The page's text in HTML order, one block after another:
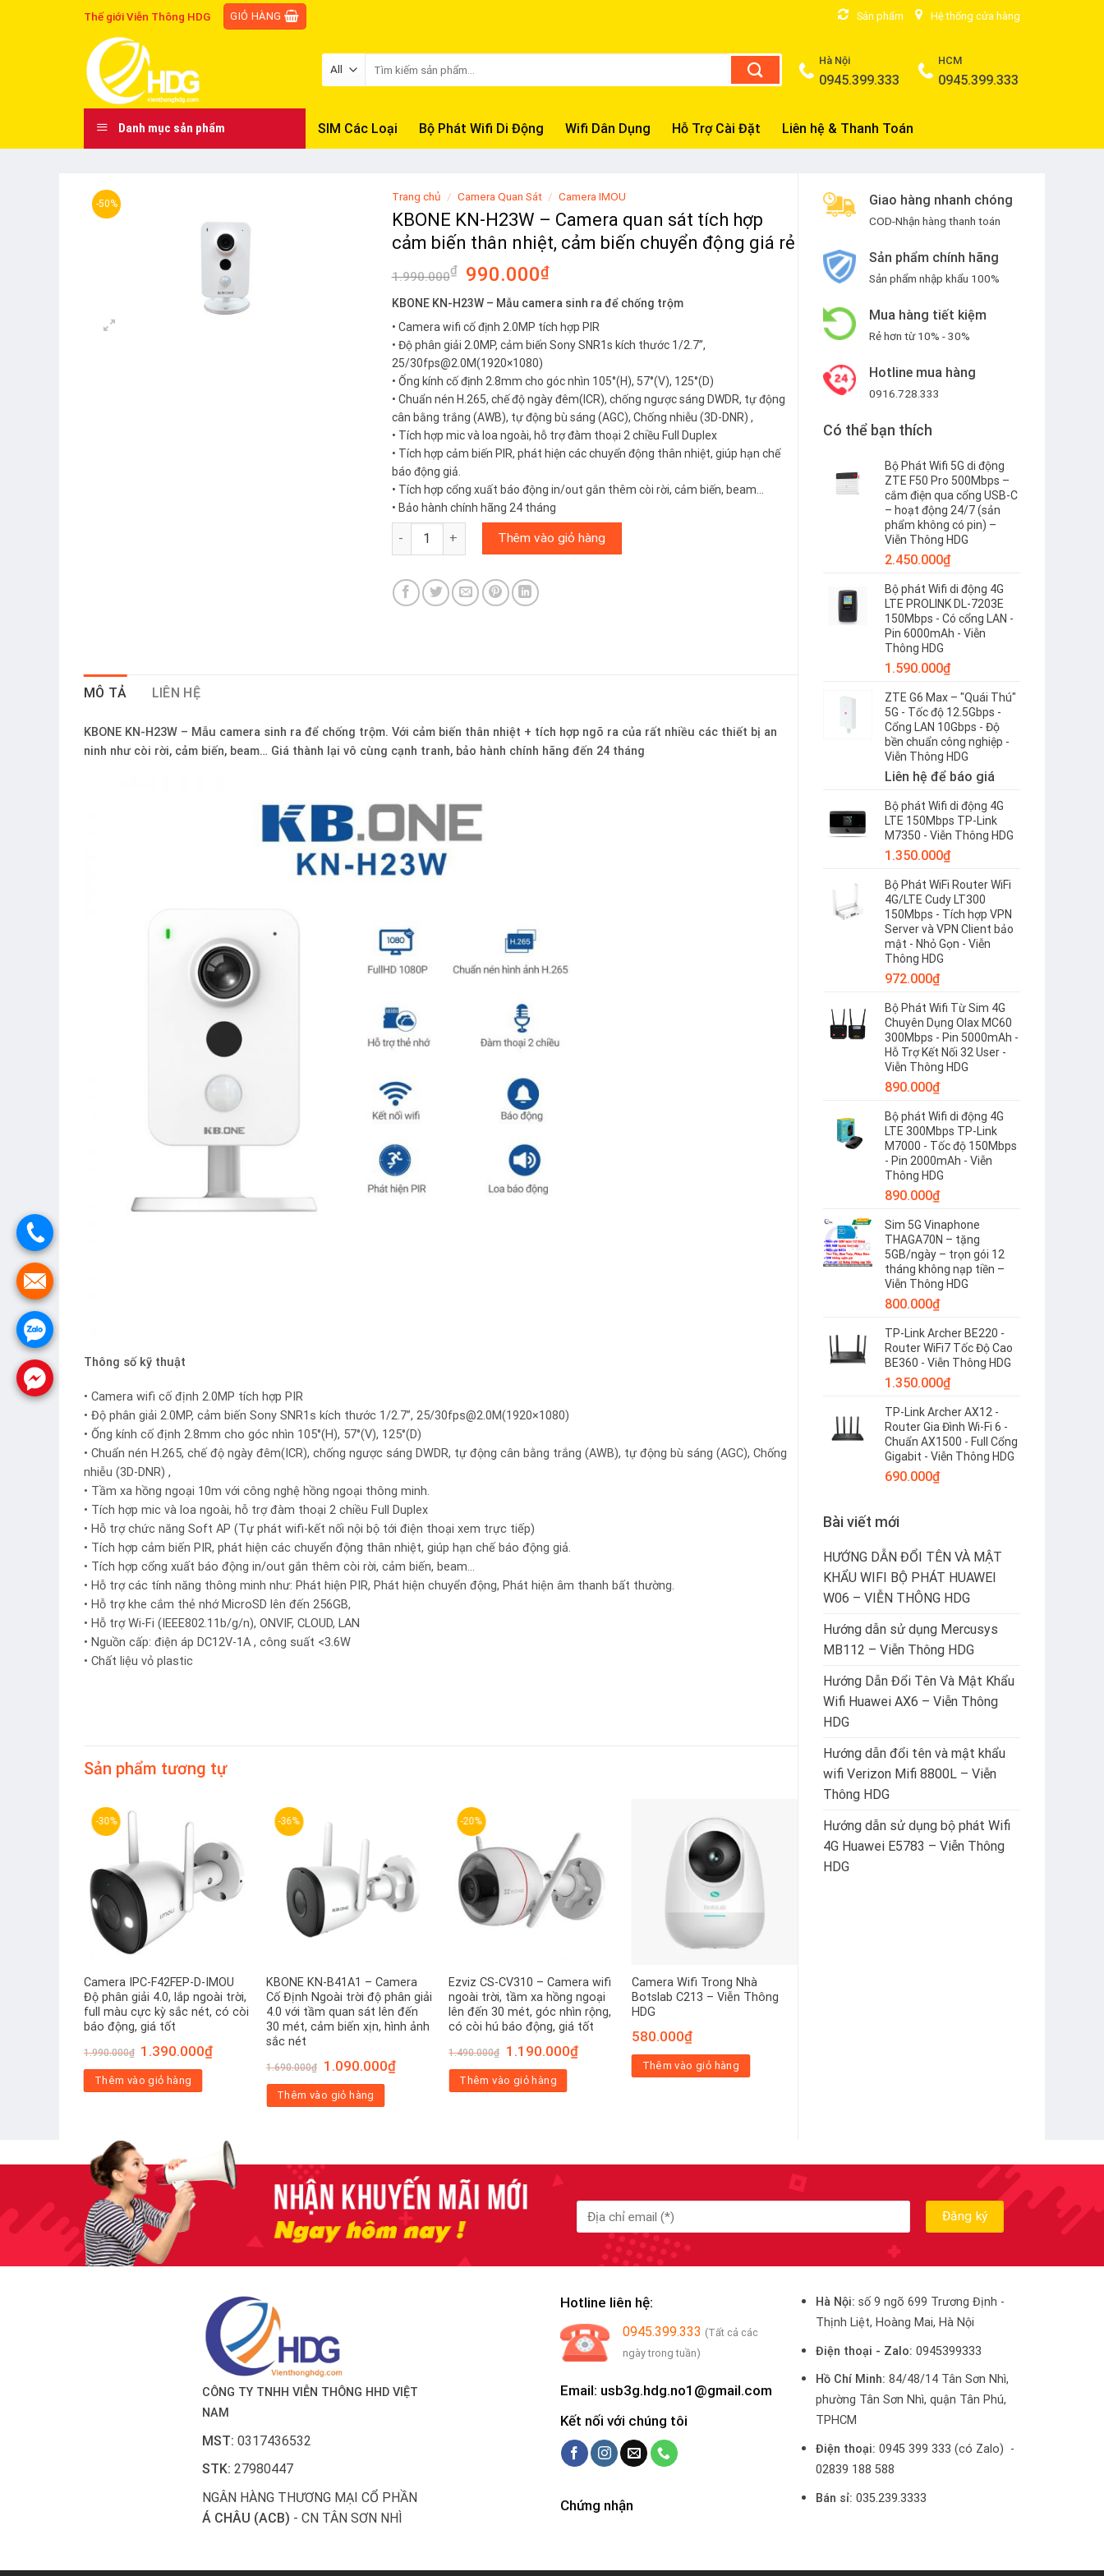
Thế giới Viễn Thông HDG GIỎ HÀNG Sản phẩm Hệ thống cửa hàng
Hà Nội
0945.399.333
HCM
0945.399.333
Danh mục sản phẩm SIM Các Loại Bộ Phát Wifi Di Động Wifi Dân Dụng Hỗ Trợ Cài Đặt Liên hệ & Thanh Toán
Giao hàng nhanh chóng
COD-Nhận hàng thanh toán
Sản phẩm chính hãng
Sản phẩm nhập khẩu 100%
Mua hàng tiết kiệm
Rẻ hơn từ 10% - 30%
Hotline mua hàng
0916.728.333
Có thể bạn thích
Bộ Phát Wifi 5G di động
ZTE F50 Pro 500Mbps –
cắm điện qua cổng USB-C
– hoạt động 24/7 (sản
phẩm không có pin) –
Viễn Thông HDG
2.450.000₫
Bộ phát Wifi di động 4G
LTE PROLINK DL-7203E
150Mbps - Có cổng LAN -
Pin 6000mAh - Viễn
Thông HDG
1.590.000₫
ZTE G6 Max – "Quái Thú"
5G - Tốc độ 12.5Gbps -
Cổng LAN 10Gbps - Độ
bền chuẩn công nghiệp -
Viễn Thông HDG
Liên hệ để báo giá
Bộ phát Wifi di động 4G
LTE 150Mbps TP-Link
M7350 - Viễn Thông HDG
1.350.000₫
Bộ Phát WiFi Router WiFi
4G/LTE Cudy LT300
150Mbps - Tích hợp VPN
Server và VPN Client bảo
mật - Nhỏ Gọn - Viễn
Thông HDG
972.000₫
Bộ Phát Wifi Từ Sim 4G
Chuyên Dụng Olax MC60
300Mbps - Pin 5000mAh -
Hỗ Trợ Kết Nối 32 User -
Viễn Thông HDG
890.000₫
Bộ phát Wifi di động 4G
LTE 300Mbps TP-Link
M7000 - Tốc độ 150Mbps
- Pin 2000mAh - Viễn
Thông HDG
890.000₫
Sim 5G Vinaphone
THAGA70N – tặng
5GB/ngày – trọn gói 12
tháng không nạp tiền –
Viễn Thông HDG
800.000₫
TP-Link Archer BE220 -
Router WiFi7 Tốc Độ Cao
BE360 - Viễn Thông HDG
1.350.000₫
TP-Link Archer AX12 -
Router Gia Đình Wi-Fi 6 -
Chuẩn AX1500 - Full Cổng
Gigabit - Viễn Thông HDG
690.000₫
Bài viết mới
HƯỚNG DẪN ĐỔI TÊN VÀ MẬT
KHẨU WIFI BỘ PHÁT HUAWEI
W06 – VIỄN THÔNG HDG
Hướng dẫn sử dụng Mercusys
MB112 – Viễn Thông HDG
Hướng Dẫn Đổi Tên Và Mật Khẩu
Wifi Huawei AX6 – Viễn Thông
HDG
Hướng dẫn đổi tên và mật khẩu
wifi Verizon Mifi 8800L – Viễn
Thông HDG
Hướng dẫn sử dụng bộ phát Wifi
4G Huawei E5783 – Viễn Thông
HDG
-50%
Trang chủ / Camera Quan Sát / Camera IMOU
KBONE KN-H23W – Camera quan sát tích hợp
cảm biến thân nhiệt, cảm biến chuyển động giá rẻ
1.990.000₫
Giá
gốc
là:
1.990.000₫.
990.000₫Giá
hiện
tại
là:
990.000₫.
KBONE KN-H23W – Mẫu camera sinh ra để chống trộm
• Camera wifi cố định 2.0MP tích hợp PIR
• Độ phân giải 2.0MP, cảm biến Sony SNR1s kích thước 1/2.7”,
25/30fps@2.0M(1920×1080)
• Ống kính cố định 2.8mm cho góc nhìn 105°(H), 57°(V), 125°(D)
• Chuẩn nén H.265, chế độ ngày đêm(ICR), chống ngược sáng DWDR, tự động
cân bằng trắng (AWB), tự động bù sáng (AGC), Chống nhiễu (3D-DNR) ,
• Tích hợp mic và loa ngoài, hỗ trợ đàm thoại 2 chiều Full Duplex
• Tích hợp cảm biến PIR, phát hiện các chuyển động thân nhiệt, giúp hạn chế
báo động giả.
• Tích hợp cổng xuất báo động in/out gắn thêm còi rời, cảm biến, beam…
• Bảo hành chính hãng 24 tháng
KBONE KN-H23W - Camera quan sát tích hợp cảm biến thân nhiệt, cảm biến chuyển động giá rẻ số lượng
Thêm vào giỏ hàng
MÔ TẢ LIÊN HỆ
KBONE KN-H23W – Mẫu camera sinh ra để chống trộm. Với cảm biến thân nhiệt + tích hợp ngõ ra của rất nhiều các thiết bị an
ninh như còi rời, cảm biến, beam… Giá thành lại vô cùng cạnh tranh, bảo hành chính hãng đến 24 tháng
Thông số kỹ thuật
• Camera wifi cố định 2.0MP tích hợp PIR
• Độ phân giải 2.0MP, cảm biến Sony SNR1s kích thước 1/2.7”, 25/30fps@2.0M(1920×1080)
• Ống kính cố định 2.8mm cho góc nhìn 105°(H), 57°(V), 125°(D)
• Chuẩn nén H.265, chế độ ngày đêm(ICR), chống ngược sáng DWDR, tự động cân bằng trắng (AWB), tự động bù sáng (AGC), Chống
nhiễu (3D-DNR) ,
• Tầm xa hồng ngoại 10m với công nghệ hồng ngoại thông minh.
• Tích hợp mic và loa ngoài, hỗ trợ đàm thoại 2 chiều Full Duplex
• Hỗ trợ chức năng Soft AP (Tự phát wifi-kết nối nội bộ tới điện thoại xem trực tiếp)
• Tích hợp cảm biến PIR, phát hiện các chuyển động thân nhiệt, giúp hạn chế báo động giả.
• Tích hợp cổng xuất báo động in/out gắn thêm còi rời, cảm biến, beam…
• Hỗ trợ các tính năng thông minh như: Phát hiện PIR, Phát hiện chuyển động, Phát hiện âm thanh bất thường.
• Hỗ trợ khe cắm thẻ nhớ MicroSD lên đến 256GB,
• Hỗ trợ Wi-Fi (IEEE802.11b/g/n), ONVIF, CLOUD, LAN
• Nguồn cấp: điện áp DC12V-1A , công suất <3.6W
• Chất liệu vỏ plastic
Sản phẩm tương tự
-30%
Camera IPC-F42FEP-D-IMOU
Độ phân giải 4.0, lắp ngoài trời,
full màu cực kỳ sắc nét, có còi
báo động, giá tốt
1.990.000₫ Giá
gốc
là:
1.990.000₫.
1.390.000₫Giá
Thêm vào giỏ hàng
-36%
KBONE KN-B41A1 – Camera
Cố Định Ngoài trời độ phân giải
4.0 với tầm quan sát lên đến
30 mét, cảm biến xịn, hình ảnh
sắc nét
1.690.000₫
Giá
gốc
là:
1.690.000₫.
1.090.000₫Giá
hiện
Thêm vào giỏ hàng
-20%
Ezviz CS-CV310 – Camera wifi
ngoài trời, tầm xa hồng ngoại
lên đến 30 mét, góc nhìn rộng,
có còi hú báo động, giá tốt
1.490.000₫
Giá
gốc
là:
1.490.000₫.
1.190.000₫Giá
hiện
Thêm vào giỏ hàng
Camera Wifi Trong Nhà
Botslab C213 – Viễn Thông
HDG
580.000₫
Thêm vào giỏ hàng
CÔNG TY TNHH VIỄN THÔNG HHD VIỆT
NAM
MST: 0317436532
STK: 27980447
NGÂN HÀNG THƯƠNG MẠI CỔ PHẦN
Á CHÂU (ACB) - CN TÂN SƠN NHÌ
Hotline liên hệ:
0945.399.333 (Tất cả các
ngày trong tuần)
Email: usb3g.hdg.no1@gmail.com
Kết nối với chúng tôi
Chứng nhận
Hà Nội:số 9 ngõ 699 Trương Định -
Thịnh Liệt, Hoàng Mai, Hà Nội
Điện thoại - Zalo: 0945399333
Hồ Chí Minh: 84/48/14 Tân Sơn Nhì,
phường Tân Sơn Nhì, quận Tân Phú,
TPHCM
Điện thoại: 0945 399 333 (có Zalo) -
02839 188 588
Bán sỉ: 035.239.3333